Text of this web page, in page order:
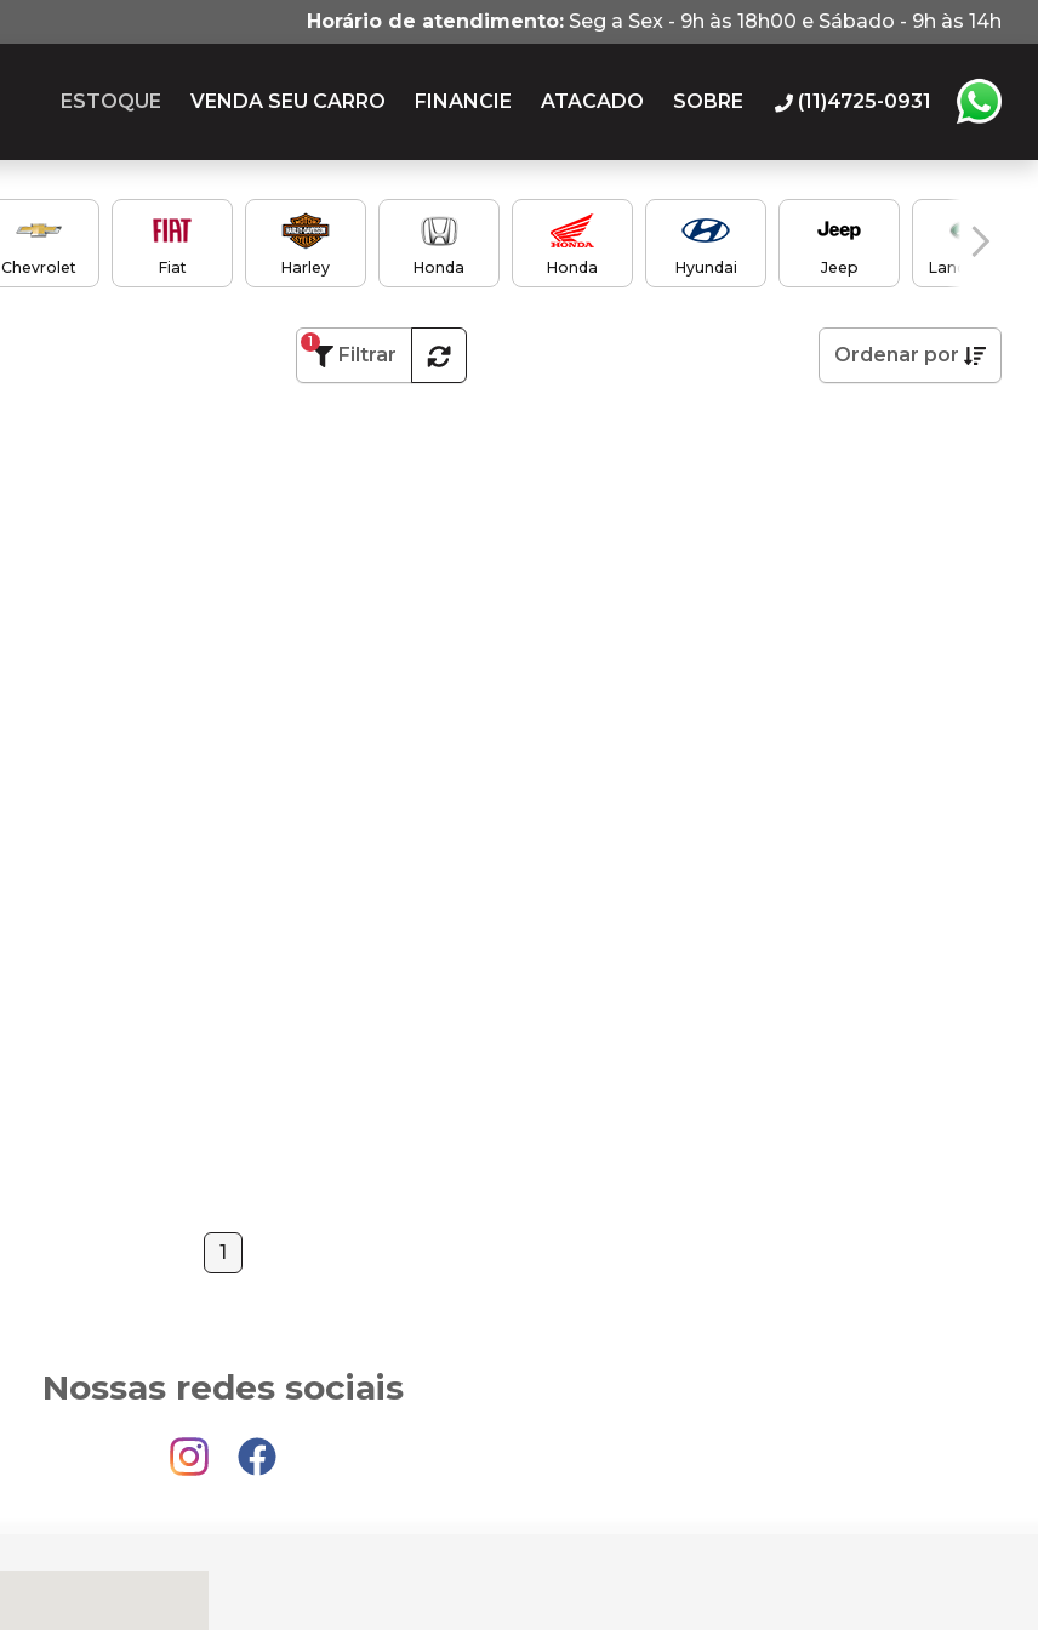
Horário de atendimento: Seg a Sex - 9h às 18h00 e Sábado - 9h às 14h
ESTOQUE VENDA SEU CARRO FINANCIE ATACADO SOBRE (11)4725-0931
Chevrolet Fiat Harley Honda Honda Hyundai Jeep Land Rover
Filtrar
1
Ordenar por
1
Nossas redes sociais